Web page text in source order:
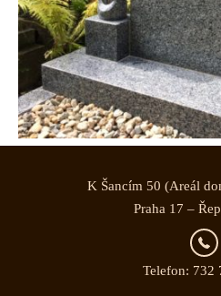
K Šancím 50 (Areál
Praha 17 –
Telefon: 732